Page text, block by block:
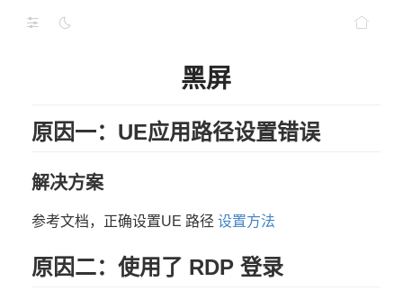
黑屏
原因一：UE应用路径设置错误
解决方案
参考文档，正确设置UE 路径 设置方法
原因二：使用了 RDP 登录